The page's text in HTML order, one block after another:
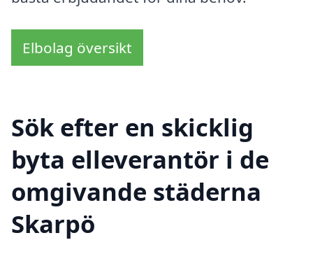
Elbolag översikt
Sök efter en skicklig
byta elleverantör i de
omgivande städerna
Skarpö